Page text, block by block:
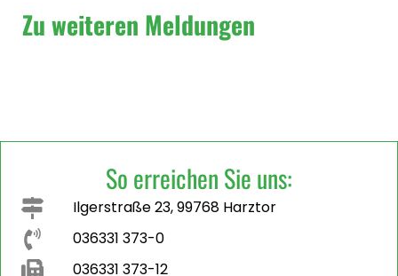
Zu weiteren Meldungen
So erreichen Sie uns:
Ilgerstraße 23, 99768 Harztor
036331 373-0
036331 373-12